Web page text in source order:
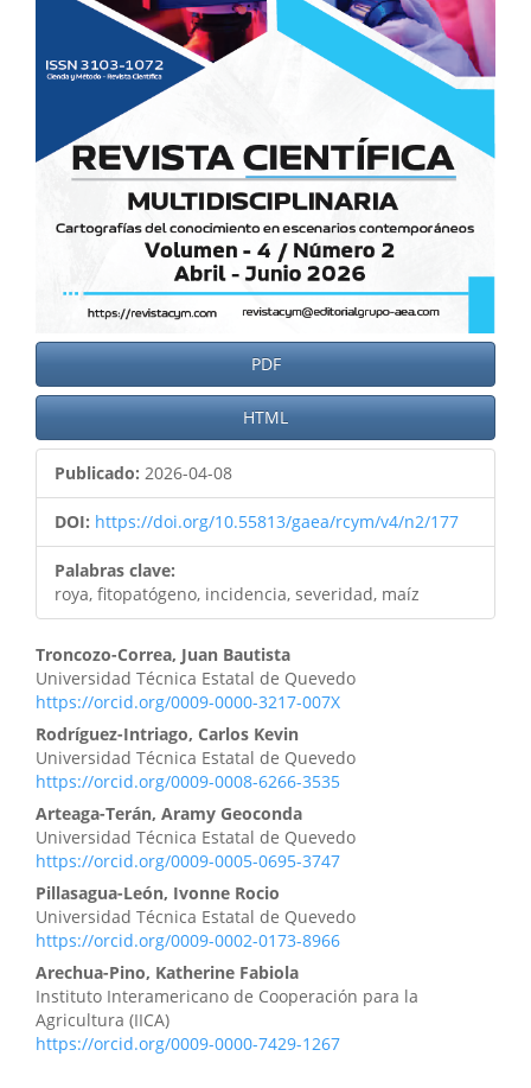
PDF
HTML
Publicado: 2026-04-08
DOI: https://doi.org/10.55813/gaea/rcym/v4/n2/177
Palabras clave:
roya, fitopatógeno, incidencia, severidad, maíz
Troncozo-Correa, Juan Bautista
Universidad Técnica Estatal de Quevedo
https://orcid.org/0009-0000-3217-007X
Rodríguez-Intriago, Carlos Kevin
Universidad Técnica Estatal de Quevedo
https://orcid.org/0009-0008-6266-3535
Arteaga-Terán, Aramy Geoconda
Universidad Técnica Estatal de Quevedo
https://orcid.org/0009-0005-0695-3747
Pillasagua-León, Ivonne Rocio
Universidad Técnica Estatal de Quevedo
https://orcid.org/0009-0002-0173-8966
Arechua-Pino, Katherine Fabiola
Instituto Interamericano de Cooperación para la
Agricultura (IICA)
https://orcid.org/0009-0000-7429-1267